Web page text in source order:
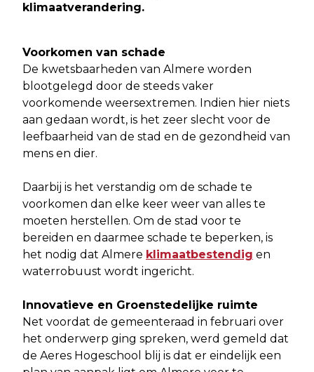
klimaatverandering.
Voorkomen van schade
De kwetsbaarheden van Almere worden
blootgelegd door de steeds vaker
voorkomende weersextremen. Indien hier niets
aan gedaan wordt, is het zeer slecht voor de
leefbaarheid van de stad en de gezondheid van
mens en dier.
Daarbij is het verstandig om de schade te
voorkomen dan elke keer weer van alles te
moeten herstellen. Om de stad voor te
bereiden en daarmee schade te beperken, is
het nodig dat Almere klimaatbestendig en
waterrobuust wordt ingericht.
Innovatieve en Groenstedelijke ruimte
Net voordat de gemeenteraad in februari over
het onderwerp ging spreken, werd gemeld dat
de Aeres Hogeschool blij is dat er eindelijk een